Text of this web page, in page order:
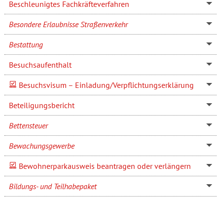
Beschleunigtes Fachkräfteverfahren
Besondere Erlaubnisse Straßenverkehr
Bestattung
Besuchsaufenthalt
Besuchsvisum – Einladung/Verpflichtungserklärung
Beteiligungsbericht
Bettensteuer
Bewachungsgewerbe
Bewohnerparkausweis beantragen oder verlängern
Bildungs- und Teilhabepaket